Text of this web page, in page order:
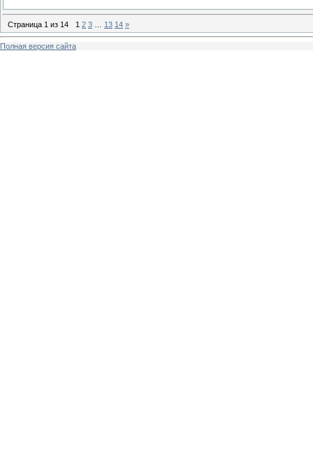
Страница 1 из 14 1 2 3 13 14 »
Полная версия сайта